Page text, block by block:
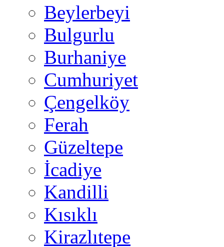
Beylerbeyi
Bulgurlu
Burhaniye
Cumhuriyet
Çengelköy
Ferah
Güzeltepe
İcadiye
Kandilli
Kısıklı
Kirazlıtepe